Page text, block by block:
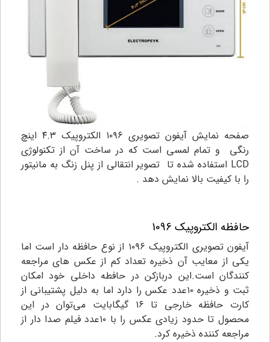
صفحه نمایش آیفون تصویری ۱۰۹۶ الکتروپیک ۴.۳ اینچ
رنگی و تمام لمسی است که در ساخت آن از تکنولوژی
LCD استفاده شده تا تصویر انتقالی از پنل زنگ به مانیتور
را با کیفیت بالا نمایش دهد .
حافظه الکتروپیک 1096
آیفون تصویری الکتروپیک ۱۰۹۶ از نوع حافظه دار است اما
یکی از معایب آن ذخیره تعداد کم از عکس های مراجعه
کنندگان است.این دربازکن در حافطه داخلی خود امکان
ثبت و ذخیره ۱۰عدد عکس را دارد اما به دلیل پشتیبانی از
کارت حافظه خارجی تا ۱۶ گیگابایت می‌توان در این
محصول تا حدود زیادی عکس را با ۱۰عدد فیلم صدا دار از
مراجعه کننده ذخیره کرد.